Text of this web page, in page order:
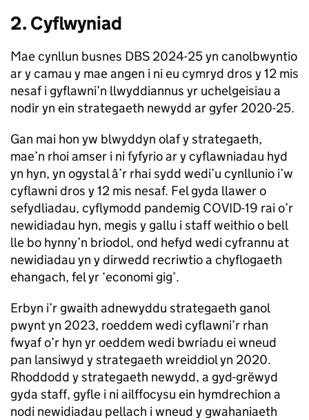
2. Cyflwyniad
Mae cynllun busnes DBS 2024-25 yn canolbwyntio
ar y camau y mae angen i ni eu cymryd dros y 12 mis
nesaf i gyflawni’n llwyddiannus yr uchelgeisiau a
nodir yn ein strategaeth newydd ar gyfer 2020-25.
Gan mai hon yw blwyddyn olaf y strategaeth,
mae’n rhoi amser i ni fyfyrio ar y cyflawniadau hyd
yn hyn, yn ogystal â’r rhai sydd wedi’u cynllunio i’w
cyflawni dros y 12 mis nesaf. Fel gyda llawer o
sefydliadau, cyflymodd pandemig COVID-19 rai o’r
newidiadau hyn, megis y gallu i staff weithio o bell
lle bo hynny’n briodol, ond hefyd wedi cyfrannu at
newidiadau yn y dirwedd recriwtio a chyflogaeth
ehangach, fel yr ‘economi gig’.
Erbyn i’r gwaith adnewyddu strategaeth ganol
pwynt yn 2023, roeddem wedi cyflawni’r rhan
fwyaf o’r hyn yr oeddem wedi bwriadu ei wneud
pan lansiwyd y strategaeth wreiddiol yn 2020.
Rhoddodd y strategaeth newydd, a gyd-grëwyd
gyda staff, gyfle i ni ailffocysu ein hymdrechion a
nodi newidiadau pellach i wneud y gwahaniaeth